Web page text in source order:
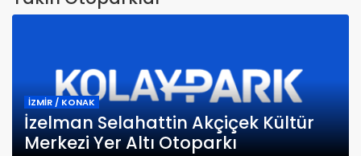
İZMİR / KONAK
İzelman Selahattin Akçiçek Kültür
Merkezi Yer Altı Otoparkı